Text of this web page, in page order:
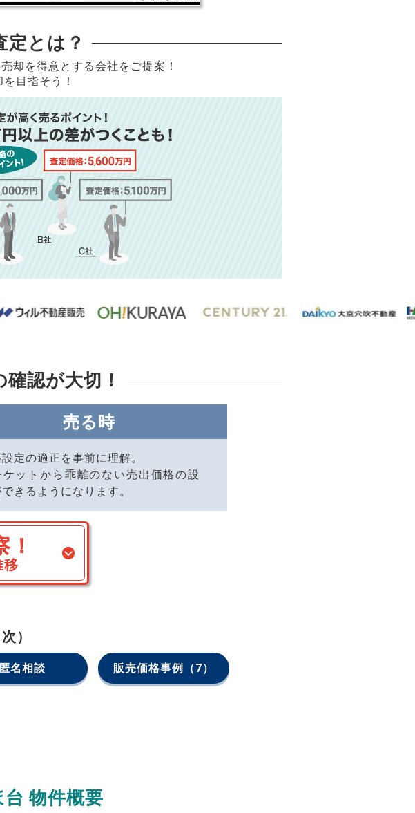
定とは？
却を得意とする会社をご提案！
目指そう！
確認が大切！
売る時
定の適正を事前に理解。
ケットから乖離のない売出価格の設
きるようになります。
移
）
匿名相談 販売価格事例 （7）
台 物件概要